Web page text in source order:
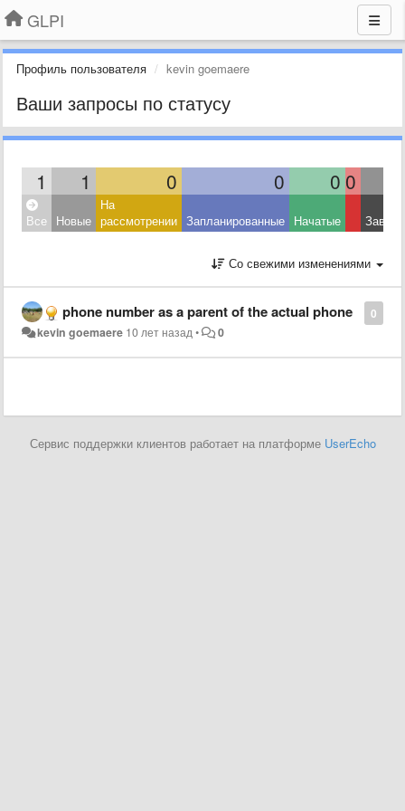
GLPI
Профиль пользователя kevin goemaere
Ваши запросы по статусу
1 1 0 0 0 0
Все Новые
На
рассмотрении Запланированные Начатые
Со свежими изменениями
0
phone number as a parent of the actual phone
kevin goemaere 10 лет назад• 0
Сервис поддержки клиентов работает на платформе UserEcho